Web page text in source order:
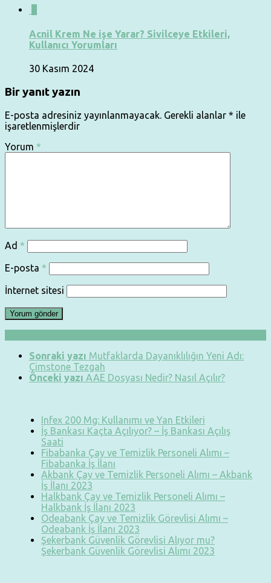
Acnil Krem Ne işe Yarar? Sivilceye Etkileri,
Kullanıcı Yorumları
30 Kasım 2024
Bir yanıt yazın
E-posta adresiniz yayınlanmayacak. Gerekli alanlar * ile
işaretlenmişlerdir
Yorum *
Ad *
E-posta *
İnternet sitesi
Sonraki yazı Mutfaklarda Dayanıklılığın Yeni Adı:
Çimstone Tezgah
Önceki yazı AAE Dosyası Nedir? Nasıl Açılır?
Infex 200 Mg: Kullanımı ve Yan Etkileri
İş Bankası Kaçta Açılıyor? – İş Bankası Açılış
Saati
Fibabanka Çay ve Temizlik Personeli Alımı –
Fibabanka İş İlanı
Akbank Çay ve Temizlik Personeli Alımı – Akbank
İş İlanı 2023
Halkbank Çay ve Temizlik Personeli Alımı –
Halkbank İş İlanı 2023
Odeabank Çay ve Temizlik Görevlisi Alımı –
Odeabank İş İlanı 2023
Şekerbank Güvenlik Görevlisi Alıyor mu?
Şekerbank Güvenlik Görevlisi Alımı 2023